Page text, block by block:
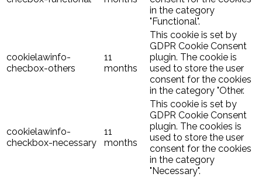
in the category
"Functional".
cookielawinfo-
checbox-others
11
months
This cookie is set by
GDPR Cookie Consent
plugin. The cookie is
used to store the user
consent for the cookies
in the category "Other.
cookielawinfo-
checkbox-necessary
11
months
This cookie is set by
GDPR Cookie Consent
plugin. The cookies is
used to store the user
consent for the cookies
in the category
"Necessary".